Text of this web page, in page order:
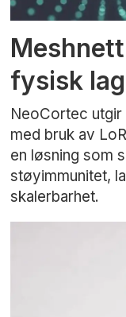
fysisk lag
NeoCortec utgir
med bruk av
en løsning som
støyimmunitet,
skalerbarhet.